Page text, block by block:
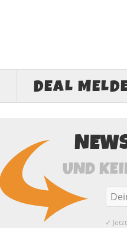
DEAL
UND
✓